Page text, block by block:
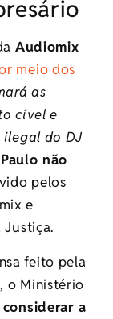
Audiomix
meio dos
as
cível e
do DJ
não
pelos
e
Justiça.
feito pela
o Ministério
considerar a